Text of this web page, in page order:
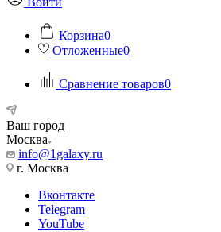
Корзина0
Отложенные0
Сравнение товаров0
Ваш город
Москва
info@1galaxy.ru
г. Москва
Вконтакте
Telegram
YouTube